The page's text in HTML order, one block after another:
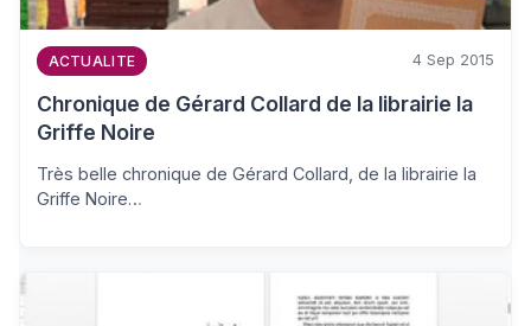
ACTUALITE 4 Sep 2015
Chronique de Gérard Collard de la librairie la
Griffe Noire
Très belle chronique de Gérard Collard, de la librairie la
Griffe Noire…